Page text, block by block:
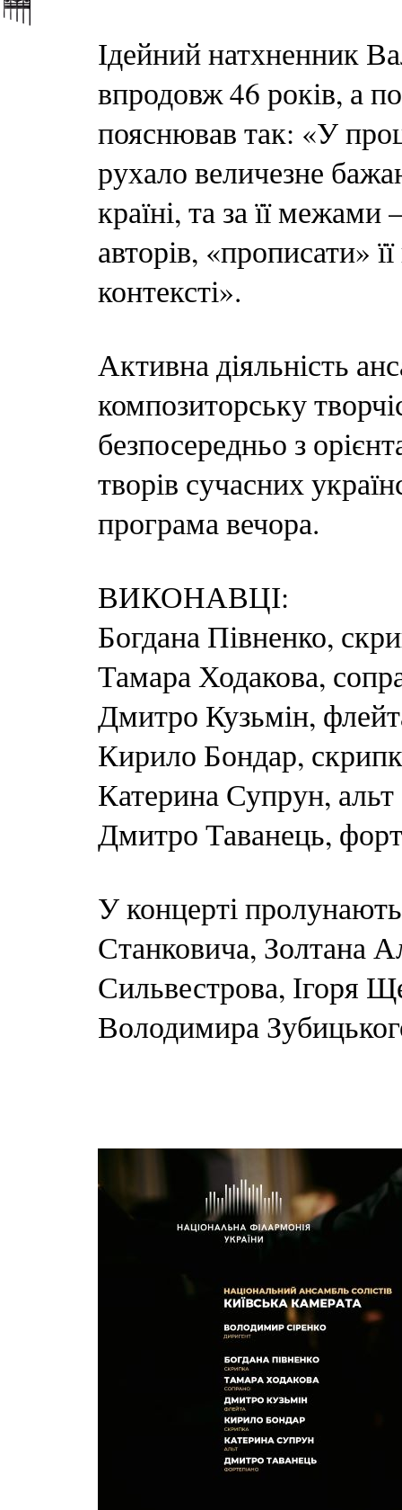
Ідейний натхненник
впродовж 46 років, а
пояснював так: «У
рухало величезне
країні, та за її
авторів, «прописати»
контексті».
Активна діяльність
композиторську
безпосередньо з
творів сучасних
програма вечора.
ВИКОНАВЦІ:
Богдана Півненко,
Тамара Ходакова,
Дмитро Кузьмін,
Кирило Бондар,
Катерина Супрун, альт
Дмитро Таванець,
У концерті
Станковича, Золтана
Сильвестрова, Ігоря
Володимира